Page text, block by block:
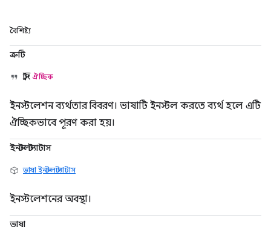
বৈশিষ্ট্য
ত্রুটি
স্ট্রিং ঐচ্ছিক
ইনস্টলেশন ব্যর্থতার বিবরণ। ভাষাটি ইনস্টল করতে ব্যর্থ হলে এটি
ঐচ্ছিকভাবে পূরণ করা হয়।
ইনস্টলস্ট্যাটাস
ভাষা ইনস্টল স্ট্যাটাস
ইনস্টলেশনের অবস্থা।
ভাষা